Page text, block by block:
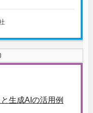
生成AIの活用例